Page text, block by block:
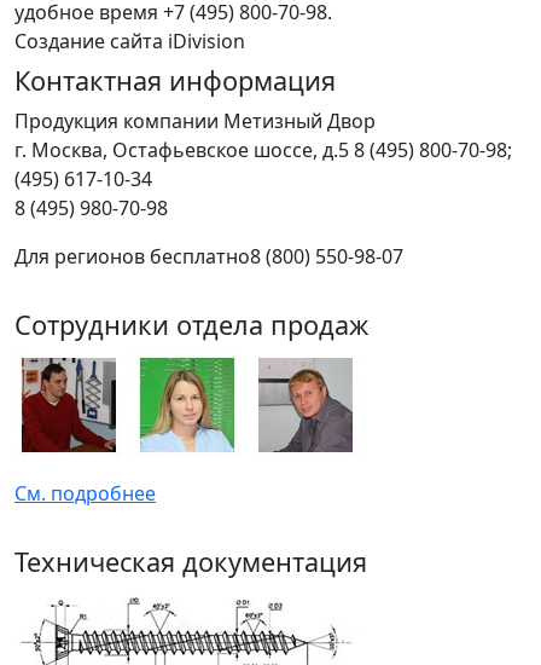
удобное время +7 (495) 800-70-98.
Создание сайта iDivision
Контактная информация
Продукция компании Метизный Двор
г. Москва, Остафьевское шоссе, д.58 (495) 800-70-98;
(495) 617-10-34
8 (495) 980-70-98
Для регионов бесплатно8 (800) 550-98-07
Сотрудники отдела продаж
См. подробнее
Техническая документация